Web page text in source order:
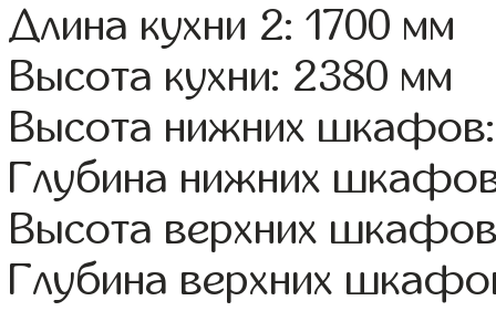
Длина кухни 2: 1700 мм
Высота кухни: 2380 мм
Высота нижних
Глубина нижних
Высота верхних
Глубина верхних